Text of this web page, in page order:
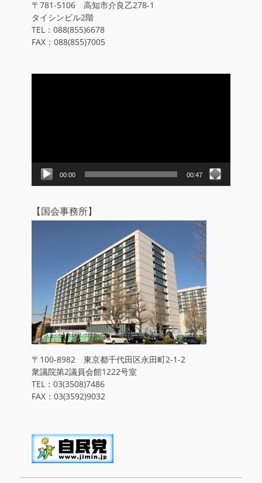
〒781-5106 高知市介良乙278-1
タイシンビル2階
TEL：088(855)6678
FAX：088(855)7005
00:00 00:47
【国会事務所】
〒100-8982 東京都千代田区永田町2-1-2
衆議院第2議員会館1222号室
TEL：03(3508)7486
FAX：03(3592)9032